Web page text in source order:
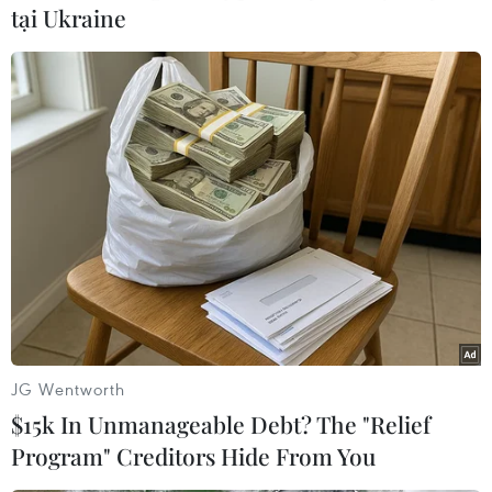
đêm có mưa vài nơi. Gió đông bắccấp 3. Nhiệt
độ thấp nhất từ 15-18 độ, nhiệt độ cao nhất từ
24-27 độ C.
Nam Bộ mây thay đổi, ngày nắng, đêm có mưa
rào vài nơi. Gió đông bắc cấp 3.Nhiệt độ thấp
nhất từ 22-25 độ, cao nhất từ 29-32 độ C./.
Thu Phương (TTXVN/Vietnam+)
tại Ukraine
JG Wentworth
$15k In Unmanageable Debt? The "Relief
Program" Creditors Hide From You